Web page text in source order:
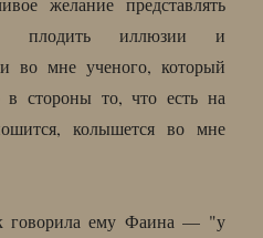
плодить иллюзии и
во мне ученого, который
в стороны то, что есть на
колышется во мне
говорила ему Фаина — "у